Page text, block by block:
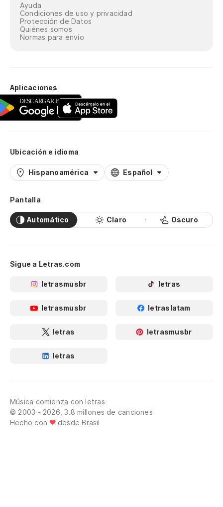
Ayuda
Condiciones de uso y privacidad
Protección de Datos
Quiénes somos
Normas para envío
Aplicaciones
Ubicación e idioma
Hispanoamérica Español
Pantalla
Automático Claro Oscuro
Sigue a Letras.com
letrasmusbr letras
letrasmusbr letraslatam
letras letrasmusbr
letras
Música comienza con letras
© 2003 - 2026, 3.8 millones de canciones
Hecho con
desde Brasil